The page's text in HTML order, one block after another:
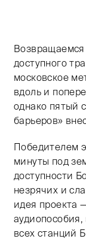
доступного
московское
вдоль и
однако пятый
барьеров»
Победителем
минуты под
доступности
незрячих и
идея проекта
всех станций